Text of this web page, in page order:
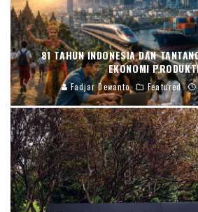
81 TAHUN INDONESIA DAN
EKONOMI
Fadjar Dewanto Featured